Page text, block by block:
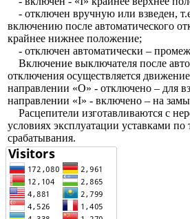
- отключен вручную или взведен,
включению после автоматического
крайнее нижнее положение;
- отключен автоматически –
Включение выключателя после
отключения осуществляется
направлении «О» - отключено – для
направлении «I» - включено – на
Расцепители изготавливаются с
условиях эксплуатации уставками по
срабатывания.